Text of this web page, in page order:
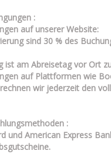
:
auf unserer Website:
sind 30 % des
ist am Abreisetag vor Ort
auf Plattformen wie
wir jederzeit den
:
und American Express